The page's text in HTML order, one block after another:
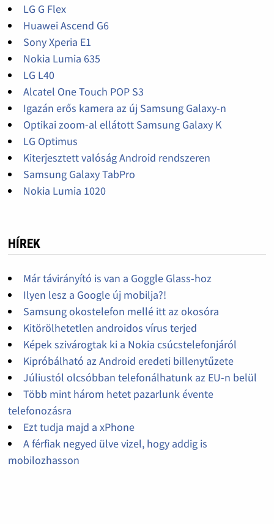
LG G Flex
Huawei Ascend G6
Sony Xperia E1
Nokia Lumia 635
LG L40
Alcatel One Touch POP S3
Igazán erős kamera az új Samsung Galaxy-n
Optikai zoom-al ellátott Samsung Galaxy K
LG Optimus
Kiterjesztett valóság Android rendszeren
Samsung Galaxy TabPro
Nokia Lumia 1020
HÍREK
Már távirányító is van a Goggle Glass-hoz
Ilyen lesz a Google új mobilja?!
Samsung okostelefon mellé itt az okosóra
Kitörölhetetlen androidos vírus terjed
Képek szivárogtak ki a Nokia csúcstelefonjáról
Kipróbálható az Android eredeti billenytűzete
Júliustól olcsóbban telefonálhatunk az EU-n belül
Több mint három hetet pazarlunk évente
telefonozásra
Ezt tudja majd a xPhone
A férfiak negyed ülve vizel, hogy addig is
mobilozhasson